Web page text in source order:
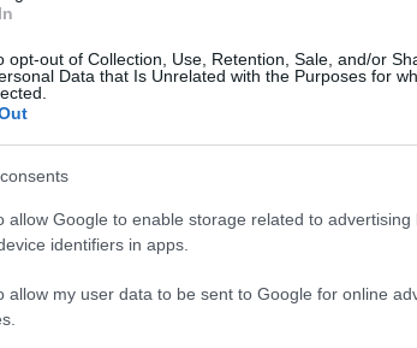
opt-out of Collection, Use, Retention, Sale, and/or
Data that Is Unrelated with the Purposes for
allow Google to enable storage related to advertising
identifiers in apps.
allow my user data to be sent to Google for online
sosta sul litorale
Volturno e aree limitrofe è stato deciso
pensato specificamente per favorire un
balneari. La misura prende spunto
giorni festivi e sarà operativa per
coordinato di pattuglie dellaPolizia
selvaggia.